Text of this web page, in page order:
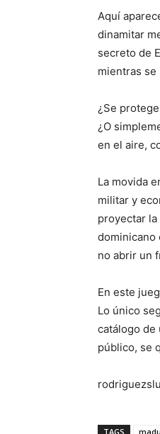
Aquí
dinamitar
secreto de
mientras
¿Se
¿O
en el aire,
La movida
militar y
proyectar
dominicano
no abrir un
En este
Lo único
catálogo de
público, se
TAGS